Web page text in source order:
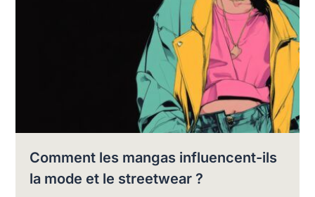
Comment les mangas influencent-ils
la mode et le streetwear ?